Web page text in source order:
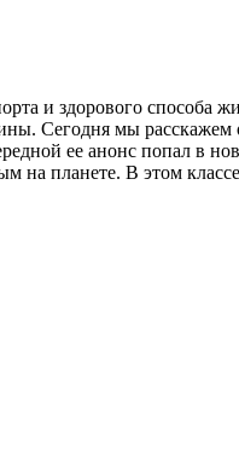
и здорового способа
Сегодня мы
ее анонс попал в
планете. В этом